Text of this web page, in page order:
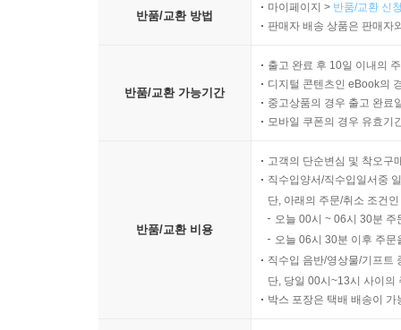
반품/교환 방법
마이페이지 > 반품/교환 신
판매자 배송 상품은 판매자
반품/교환 가능기간
출고 완료 후 10일 이내의
디지털 콘텐츠인 eBook의
중고상품의 경우 출고 완료
모바일 쿠폰의 경우 유효기
반품/교환 비용
고객의 단순변심 및 착오구
직수입양서/직수입일서중
단, 아래의 주문/취소 조건
오늘 00시 ~ 06시 30분
오늘 06시 30분 이후 주
직수입 음반/영상물/기프트
단, 당일 00시~13시 사이의
박스 포장은 택배 배송이